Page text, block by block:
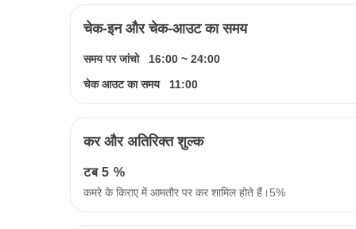
चेक-इन और चेक-आउट का समय
समय पर जांचो 16:00 ~ 24:00
चेक आउट का समय
11:00
कर और अतिरिक्त शुल्क
टब5 %
कमरे के किराए में आमतौर पर कर शामिल होते हैं।5%